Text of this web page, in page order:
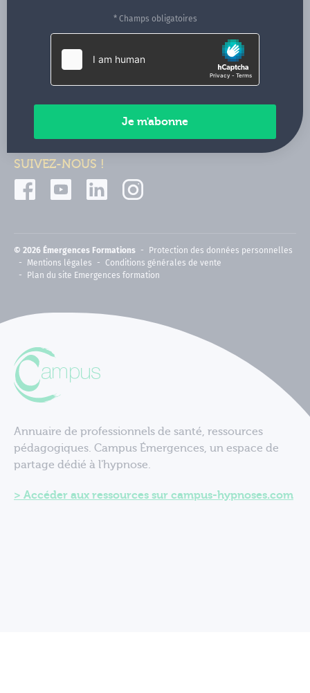
* Champs obligatoires
35000 Rennes
02 99 05 25 47
Contactez-nous
Paiements sécurisés
SUIVEZ-NOUS !
© 2026 Émergences Formations
Protection des données personnelles
Mentions légales
Conditions générales de vente
Plan du site Emergences formation
Annuaire de professionnels de santé, ressources
pédagogiques. Campus Émergences, un espace de
partage dédié à l'hypnose.
Accéder aux ressources sur campus-hypnoses.com